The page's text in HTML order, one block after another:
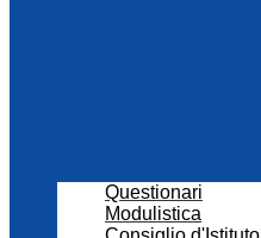
Questionari
Modulistica